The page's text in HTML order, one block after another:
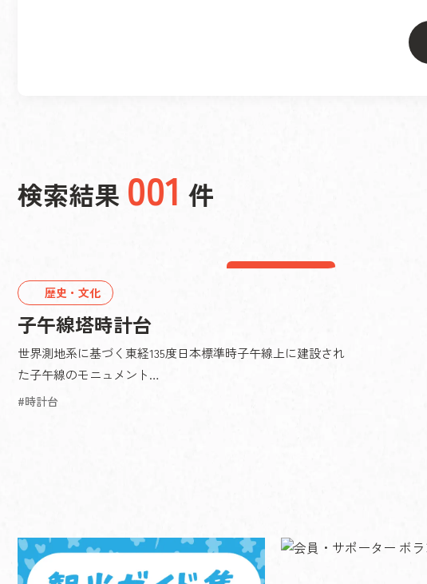
検索結果 001 件
歴史・文化
子午線塔時計台
世界測地系に基づく東経135度日本標準時子午線上に建設され
た子午線のモニュメント…
時計台